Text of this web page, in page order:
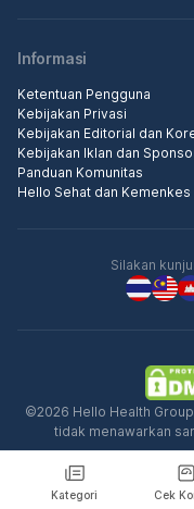
Kategori Cek
Informasi
Ketentuan Pengguna
Kebijakan Privasi
Kebijakan Editorial dan
Kebijakan Iklan dan
Panduan Komunitas
Hello Sehat dan Kemenkes
Silakan
©2026 Hello Health
tidak menawarkan